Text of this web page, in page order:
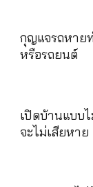
กุญแจรถหาย
หรือรถยนต์
เปิดบ้านแบบ
จะไม่เสียหาย